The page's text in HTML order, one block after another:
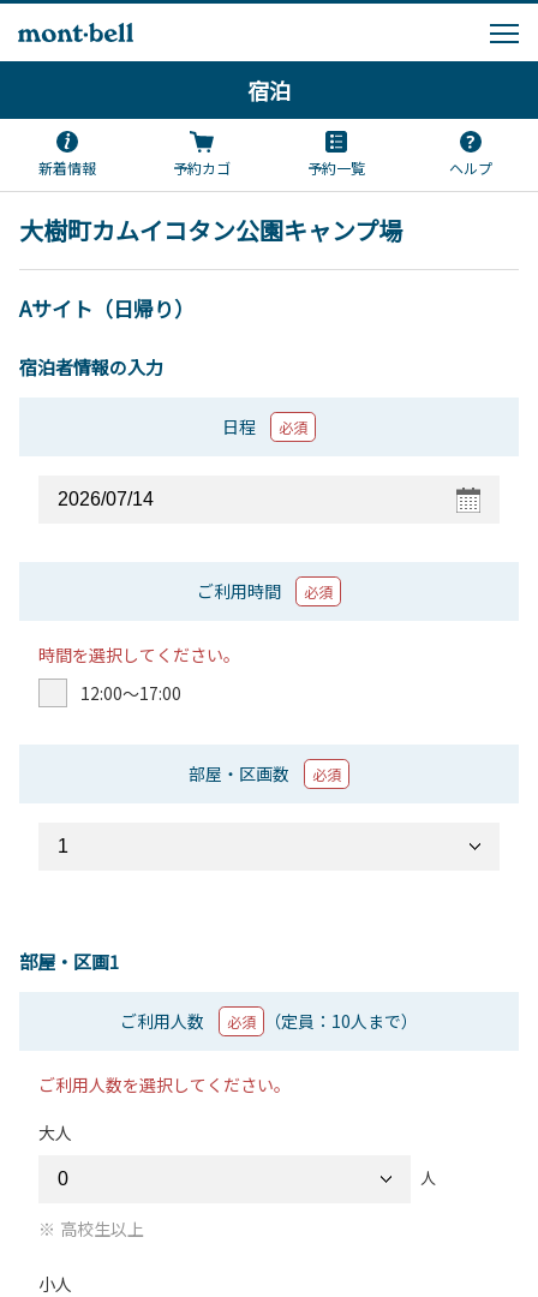
宿泊
新着情報 予約カゴ 予約一覧 ヘルプ
大樹町カムイコタン公園キャンプ場
Aサイト（日帰り）
宿泊者情報の入力
日程 必須
ご利用時間 必須
時間を選択してください。
12:00〜17:00
部屋・区画数 必須
部屋・区画1
ご利用人数 必須 （定員：10人まで）
ご利用人数を選択してください。
大人
人
高校生以上
小人